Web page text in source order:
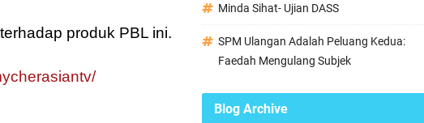
produk PBL ini.
Minda Sihat- Ujian DASS
SPM Ulangan Adalah Peluang Kedua:
Faedah Mengulang Subjek
Blog Archive